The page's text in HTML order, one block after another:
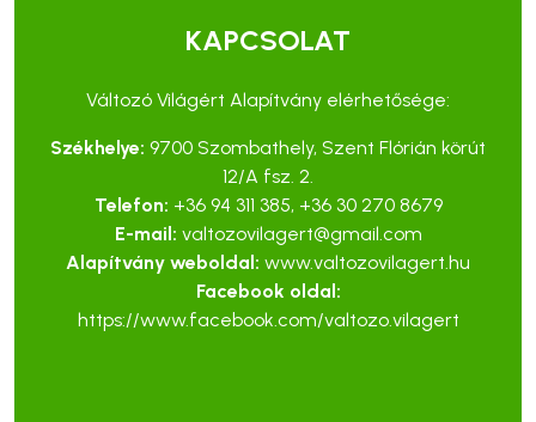
KAPCSOLAT
Változó Világért Alapítvány elérhetősége:
Székhelye: 9700 Szombathely, Szent Flórián körút
12/A fsz. 2.
Telefon: +36 94 311 385, +36 30 270 8679
E-mail: valtozovilagert@gmail.com
Alapítvány weboldal: www.valtozovilagert.hu
Facebook oldal:
https://www.facebook.com/valtozo.vilagert